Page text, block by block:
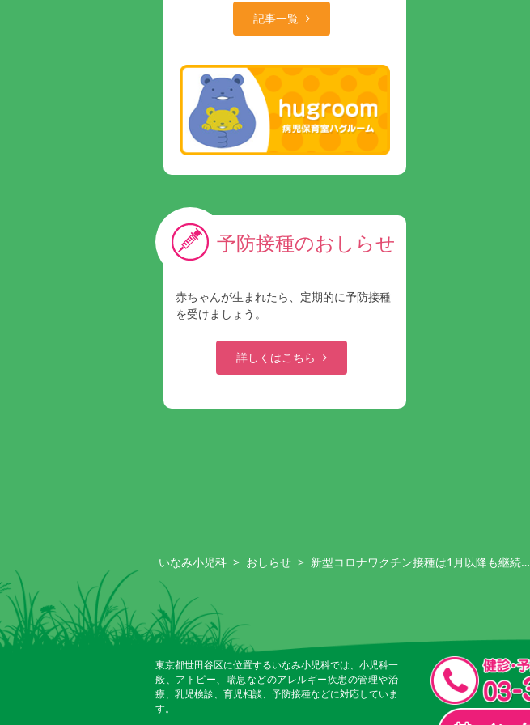
記事一覧
予防接種のおしらせ
赤ちゃんが生まれたら、定期的に予防接種
を受けましょう。
詳しくはこちら
いなみ小児科 > おしらせ > 新型コロナワクチン接種は1月以降も継続…
東京都世田谷区に位置するいなみ小児科では、小児科一
般、アトピー、喘息などのアレルギー疾患の管理や治
療、乳児検診、育児相談、予防接種などに対応していま
す。